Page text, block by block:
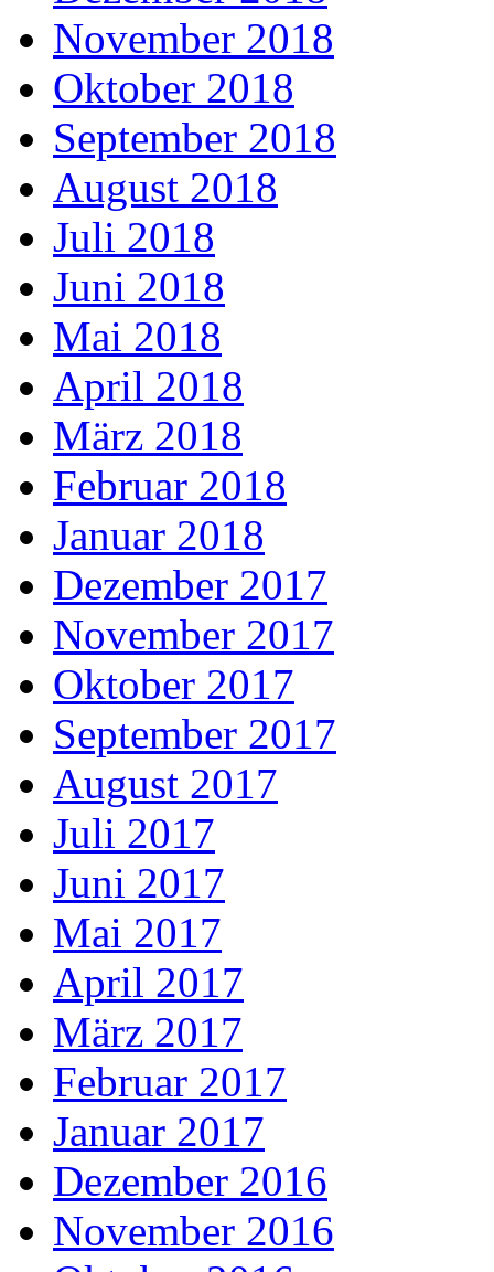
November 2018
Oktober 2018
September 2018
August 2018
Juli 2018
Juni 2018
Mai 2018
April 2018
März 2018
Februar 2018
Januar 2018
Dezember 2017
November 2017
Oktober 2017
September 2017
August 2017
Juli 2017
Juni 2017
Mai 2017
April 2017
März 2017
Februar 2017
Januar 2017
Dezember 2016
November 2016